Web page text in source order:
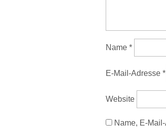
Name *
E-Mail-Adresse *
Website
Name, E-